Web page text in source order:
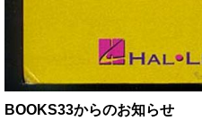
BOOKS33からのお知らせ